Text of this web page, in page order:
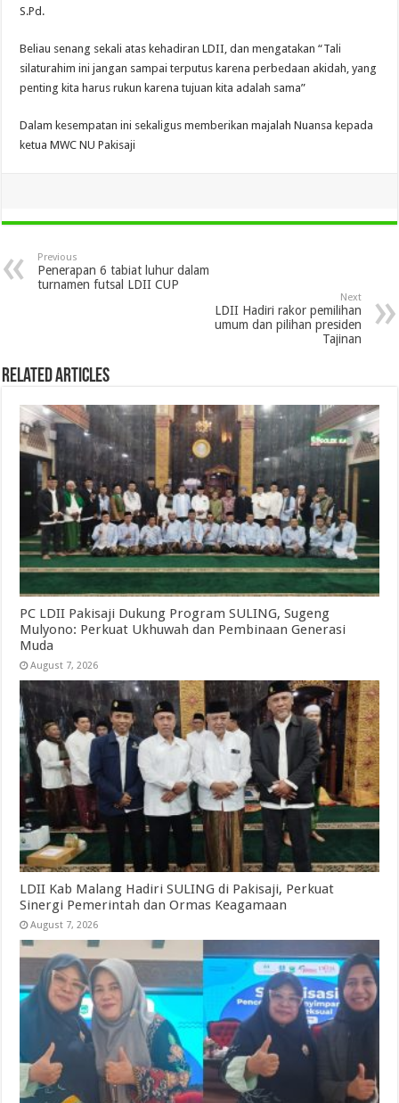
S.Pd.
Beliau senang sekali atas kehadiran LDII, dan mengatakan “Tali
silaturahim ini jangan sampai terputus karena perbedaan akidah, yang
penting kita harus rukun karena tujuan kita adalah sama”
Dalam kesempatan ini sekaligus memberikan majalah Nuansa kepada
ketua MWC NU Pakisaji
Previous
Penerapan 6 tabiat luhur dalam
turnamen futsal LDII CUP
Next
LDII Hadiri rakor pemilihan
umum dan pilihan presiden
Tajinan
Related Articles
PC LDII Pakisaji Dukung Program SULING, Sugeng
Mulyono: Perkuat Ukhuwah dan Pembinaan Generasi
Muda
August 7, 2026
LDII Kab Malang Hadiri SULING di Pakisaji, Perkuat
Sinergi Pemerintah dan Ormas Keagamaan
August 7, 2026